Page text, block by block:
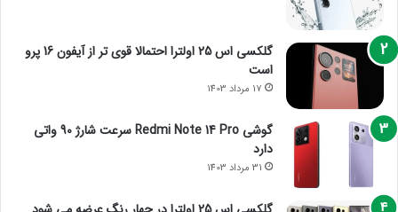
گلکسی اس 25 اولترا احتمالا قوی تر از آیفون 16 پرو
است
17 مرداد 1403
گوشی Redmi Note 14 Pro سرعت شارژ 90 واتی
دارد
31 مرداد 1403